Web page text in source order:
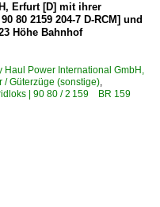
Erfurt [D] mit ihrer
80 2159 204-7 D-RCM] und
Höhe Bahnhof
Haul Power International GmbH,
/ Güterzüge (sonstige),
| 90 80 / 2 159 BR 159